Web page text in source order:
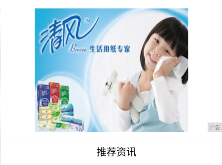
一张图看懂ZUKZ2:最便宜的骁龙820!
广告
推荐资讯